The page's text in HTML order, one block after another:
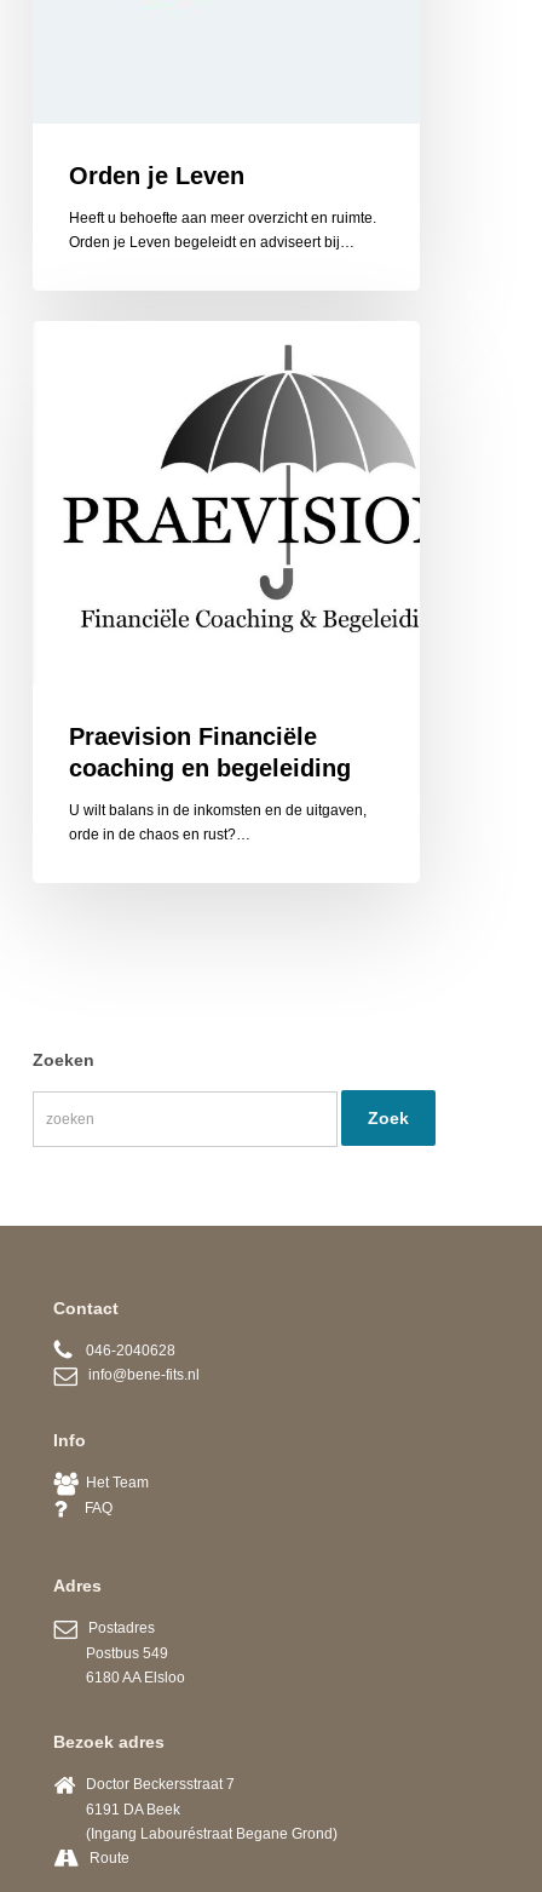
Orden je Leven
Heeft u behoefte aan meer overzicht en ruimte.
Orden je Leven begeleidt en adviseert bij…
Praevision Financiële
coaching en begeleiding
U wilt balans in de inkomsten en de uitgaven,
orde in de chaos en rust?…
Zoeken
Contact
046-2040628
info@bene-fits.nl
Info
Het Team
FAQ
Adres
Postadres
Postbus 549
6180 AA Elsloo
Bezoek adres
Doctor Beckersstraat 7
6191 DA Beek
(Ingang Labouréstraat Begane Grond)
Route